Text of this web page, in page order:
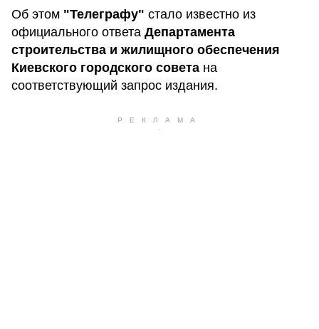
Об этом "Телеграфу" стало известно из
официального ответа Департамента
строительства и жилищного обеспечения
Киевского городского совета на
соответствующий запрос издания.